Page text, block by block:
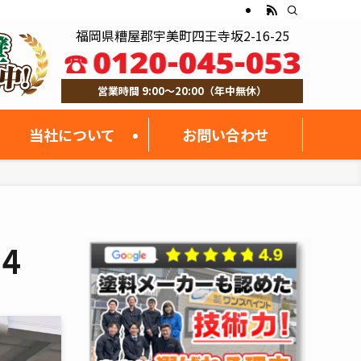
当社について お問い合わせ
福岡県糟屋郡宇美町四王寺坂2-16-25
営業時間 9:00～20:00（年中無休）